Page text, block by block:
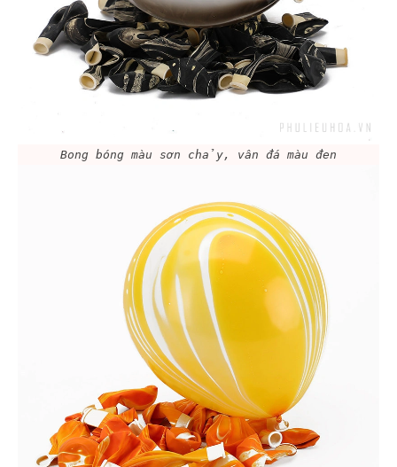
Bong bóng màu sơn chảy, vân đá màu đen